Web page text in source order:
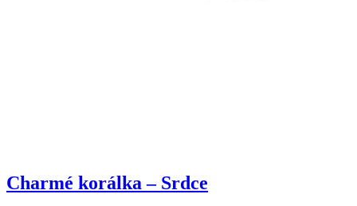
Charmé korálka – Srdce